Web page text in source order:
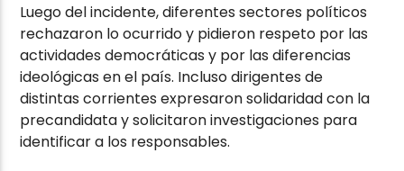
Luego del incidente, diferentes sectores políticos
rechazaron lo ocurrido y pidieron respeto por las
actividades democráticas y por las diferencias
ideológicas en el país. Incluso dirigentes de
distintas corrientes expresaron solidaridad con la
precandidata y solicitaron investigaciones para
identificar a los responsables.